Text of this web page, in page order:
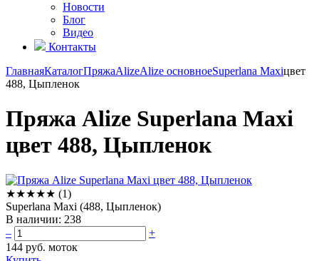
Новости
Блог
Видео
Контакты
ГлавнаяКаталогПряжаAlizeAlize основноеSuperlana Maxiцвет
488, Цыпленок
Пряжа Alize Superlana Maxi
цвет 488, Цыпленок
★★★★★ (1)
Superlana Maxi (488, Цыпленок)
В наличии: 238
–
+
144 руб. моток